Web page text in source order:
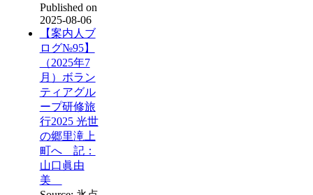
Published on
2025-08-06
【案内人ブ
ログ№95】
（2025年7
月）ボラン
ティアグル
ープ研修旅
行2025 光世
の郷里滝上
町へ 記：
山口眞由
美